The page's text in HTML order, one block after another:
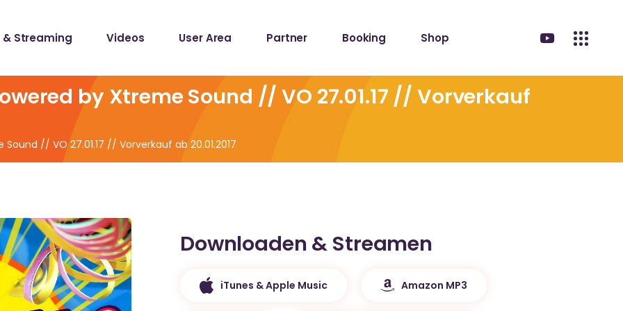
& Streaming Videos User Area Partner Booking Shop
by Xtreme Sound // VO 27.01.17 // Vorverkauf
// VO 27.01.17 // Vorverkauf ab 20.01.2017
Downloaden & Streamen
iTunes & Apple Music Amazon MP3